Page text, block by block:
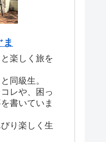
ま
楽しく旅を
同級生。
レや、困っ
書いていま
り楽しく生